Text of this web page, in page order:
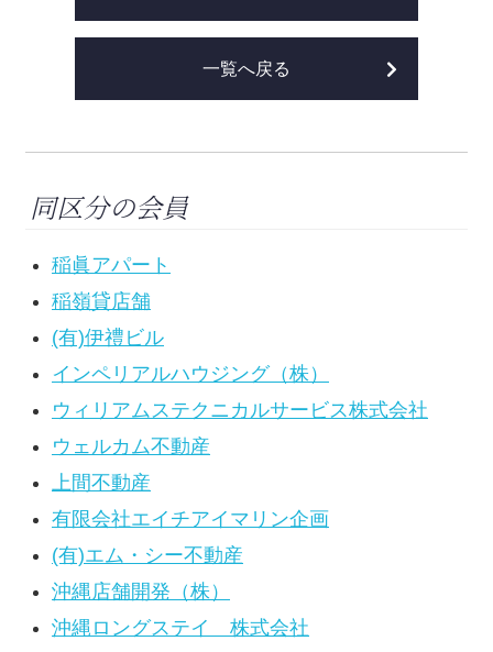
一覧へ戻る
同区分の会員
稲眞アパート
稲嶺貸店舗
(有)伊禮ビル
インペリアルハウジング（株）
ウィリアムステクニカルサービス株式会社
ウェルカム不動産
上間不動産
有限会社エイチアイマリン企画
(有)エム・シー不動産
沖縄店舗開発（株）
沖縄ロングステイ 株式会社